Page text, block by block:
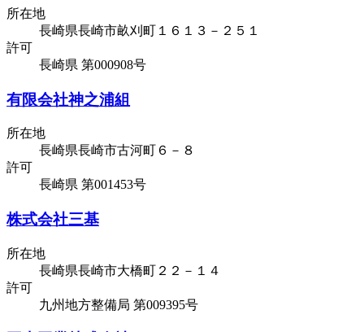
所在地
長崎県長崎市畝刈町１６１３－２５１
許可
長崎県 第000908号
有限会社神之浦組
所在地
長崎県長崎市古河町６－８
許可
長崎県 第001453号
株式会社三基
所在地
長崎県長崎市大橋町２２－１４
許可
九州地方整備局 第009395号